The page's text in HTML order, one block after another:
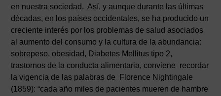
en nuestra sociedad. Así, y aunque durante las últimas
décadas, en los países occidentales, se ha producido un
creciente interés por los problemas de salud asociados
al aumento del consumo y la cultura de la abundancia:
sobrepeso, obesidad, Diabetes Mellitus tipo 2,
trastornos de la conducta alimentaria, conviene recordar
la vigencia de las palabras de Florence Nightingale
(1859): “cada año miles de pacientes mueren de hambre